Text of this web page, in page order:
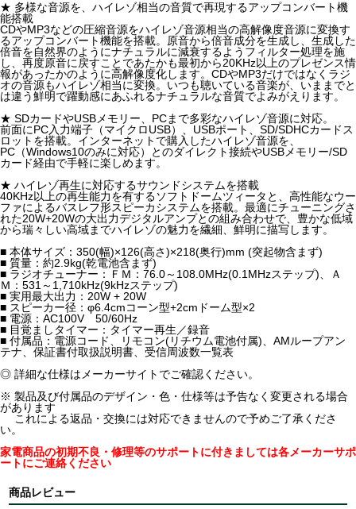
★ 多様な音源を、ハイレゾ相当の音質で再現するアップコンバート機
能搭載
CDやMP3などの圧縮音源をハイレゾ音源相当の高解像度音源に変換す
るアップコンバート機能を搭載。原音から倍音成分を生成し、生成した
倍音を自然界のようにナチュラルに減衰するようフィルター処理を施
し、再度原音に戻すことであたかも最初から20KHz以上のプレゼンス情
報があったかのように高解像度化します。CDやMP3だけではなくラジ
オの音源もハイレゾ相当に変換。いつも聴いている音楽が、いままでと
は違う鮮明で躍動感にあふれるナチュラルな音質でよみがえります。
★ SDカードやUSBメモリー、PCまで多彩なハイレゾ音源に対応。
前面にPC入力端子（マイクロUSB）、USBポート、SD/SDHCカードス
ロットを搭載。インターネットで購入したハイレゾ音源を、
PC（Windows10のみに対応）とのダイレクト接続やUSBメモリー/SD
カード経由で手軽に楽しめます。
★ ハイレゾ再生に対応するサウンドシステムを搭載
40KHz以上の再生能力を有するソフトドームツィータと、高性能なウー
ファによるバスレフ形スピーカシステムを搭載。最適にチューニングさ
れた20W+20Wの大出力デジタルアンプとの組み合わせで、豊かな低域
から瑞々しい高域までハイレゾの魅力を繊細、鮮明に描写します。
■ 本体サイズ：350(幅)×126(高さ)×218(奥行)mm (突起物含まず)
■ 質量：約2.9kg(乾電池含まず)
■ ラジオチューナー：ＦＭ：76.0～108.0MHz(0.1MHzステップ)、Ａ
Ｍ：531～1,710kHz(9kHzステップ)
■ 実用最大出力：20W + 20W
■ スピーカー径：φ6.4cmコーン型+2cmドーム型×2
■ 電源：AC100V 50/60Hz
■ 目覚ましタイマー：タイマー再生／録音
■ 付属品：電源コード、リモコン(リチウム電池付属)、AMループアン
テナ、保証書付取扱説明書、受信周波数一覧表
◎ 詳細な仕様はメーカーサイトでご確認ください。
※ 製品及び付属品のデザイン・色・仕様等は予告なく変更される場合
があります
これによる返品・交換には対応できませんので予めご了承くださ
い。
家電商品の初期不良・修理等のサポートに付きましては各メーカーサポ
ートにご連絡ください
商品レビュー